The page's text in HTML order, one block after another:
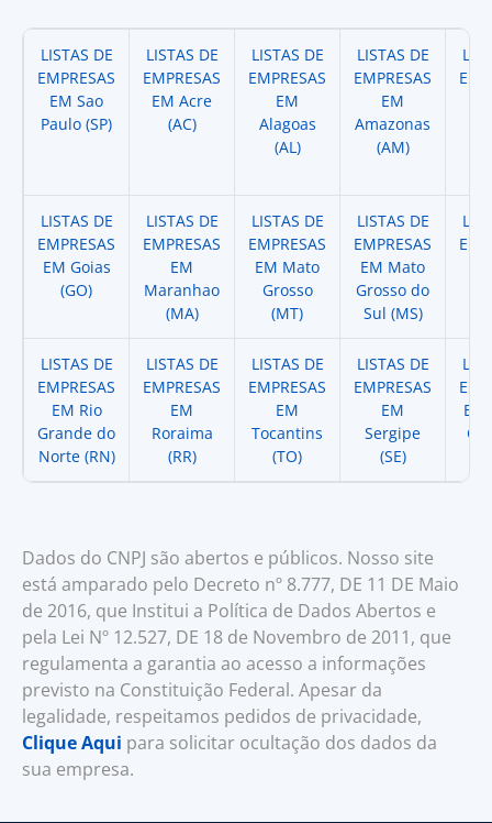
LISTAS DE
EMPRESAS
EM Sao
Paulo (SP)
LISTAS DE
EMPRESAS
EM Acre
(AC)
LISTAS DE
EMPRESAS
EM
Alagoas
(AL)
LISTAS DE
EMPRESAS
EM
Amazonas
(AM)
LISTAS DE
EMPRESAS
EM Goias
(GO)
LISTAS DE
EMPRESAS
EM
Maranhao
(MA)
LISTAS DE
EMPRESAS
EM Mato
Grosso
(MT)
LISTAS DE
EMPRESAS
EM Mato
Grosso do
Sul (MS)
LISTAS DE
EMPRESAS
EM Rio
Grande do
Norte (RN)
LISTAS DE
EMPRESAS
EM
Roraima
(RR)
LISTAS DE
EMPRESAS
EM
Tocantins
(TO)
LISTAS DE
EMPRESAS
EM
Sergipe
(SE)
EM
Dados do CNPJ são abertos e públicos. Nosso site
está amparado pelo Decreto nº 8.777, DE 11 DE Maio
de 2016, que Institui a Política de Dados Abertos e
pela Lei Nº 12.527, DE 18 de Novembro de 2011, que
regulamenta a garantia ao acesso a informações
previsto na Constituição Federal. Apesar da
legalidade, respeitamos pedidos de privacidade,
Clique Aqui para solicitar ocultação dos dados da
sua empresa.